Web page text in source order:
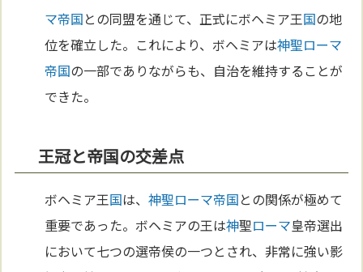
マ帝国との同盟を通じて、正式にボヘミア王国の地
位を確立した。これにより、ボヘミアは神聖ローマ
帝国の一部でありながらも、自治を維持することが
できた。
王冠と帝国の交差点
ボヘミア王国は、神聖ローマ帝国との関係が極めて
重要であった。ボヘミアの王は神聖ローマ皇帝選出
において七つの選帝侯の一つとされ、非常に強い影